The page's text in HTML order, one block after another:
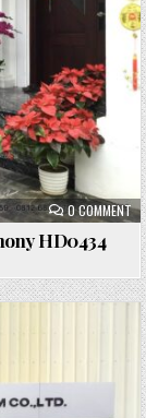
0 COMMENTON
HD0434